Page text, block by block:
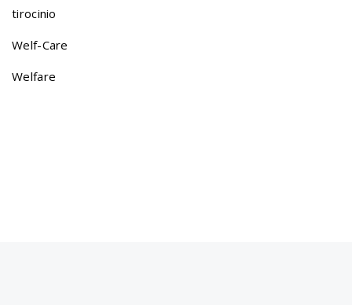
t
tirocinio
Welf-Care
Welfare